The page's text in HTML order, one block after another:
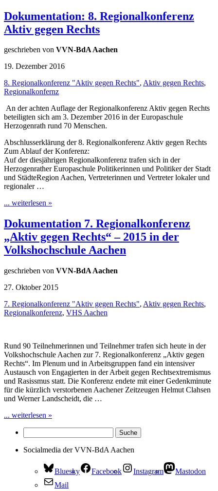
Dokumentation: 8. Regionalkonferenz
Aktiv gegen Rechts
geschrieben von VVN-BdA Aachen
19. Dezember 2016
8. Regionalkonferenz "Aktiv gegen Rechts", Aktiv gegen Rechts,
Regionalkonfernz
An der achten Auflage der Regionalkonferenz Aktiv gegen Rechts
beteiligten sich am 3. Dezember 2016 in der Europaschule
Herzogenrath rund 70 Menschen.
Abschlusserklärung der 8. Regionalkonferenz Aktiv gegen Rechts
Zum Ablauf der Konferenz:
Auf der diesjährigen Regionalkonferenz trafen sich in der
Herzogenrather Europaschule Politikerinnen und Politiker der Stadt
und StädteRegion Aachen, Vertreterinnen und Vertreter lokaler und
regionaler …
... weiterlesen »
Dokumentation 7. Regionalkonferenz
„Aktiv gegen Rechts“ – 2015 in der
Volkshochschule Aachen
geschrieben von VVN-BdA Aachen
27. Oktober 2015
7. Regionalkonferenz "Aktiv gegen Rechts", Aktiv gegen Rechts,
Regionalkonferenz, VHS Aachen
Rund 90 Teilnehmerinnen und Teilnehmer trafen sich heute in der
Volkshochschule Aachen zur 7. Regionalkonferenz „Aktiv gegen
Rechts“. Im Plenum und in Arbeitsgruppen fand ein intensiver
Austausch von Engagierten in der Arbeit gegen Rechtsextremismus
und Rasissmus statt. Die Konferenz endete mit einer Gedenkminute
für die kürzlich verstorbenen Aachener Zeitzeugen Helmut Clahsen
und Werner Landscheidt, die …
... weiterlesen »
Socialmedia der VVN-BdA Aachen
Bluesky Facebook Instagram
Mastodon
Mail